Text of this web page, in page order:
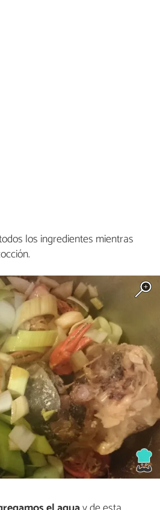
los ingredientes mientras